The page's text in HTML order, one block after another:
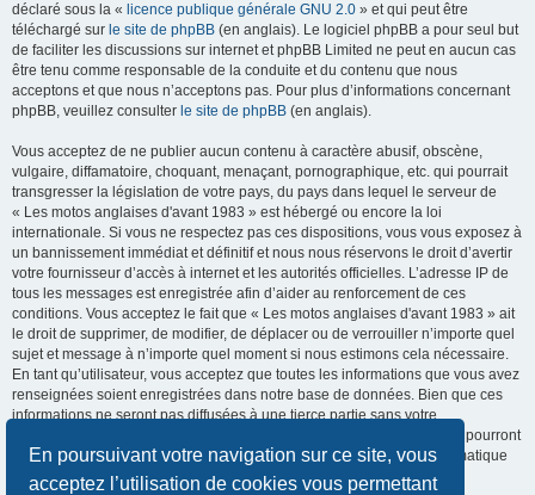
En poursuivant votre navigation sur ce site, vous
acceptez l’utilisation de cookies vous permettant
déclaré sous la « licence publique générale GNU 2.0 » et qui peut être
téléchargé sur le site de phpBB (en anglais). Le logiciel phpBB a pour seul but
de faciliter les discussions sur internet et phpBB Limited ne peut en aucun cas
être tenu comme responsable de la conduite et du contenu que nous
acceptons et que nous n’acceptons pas. Pour plus d’informations concernant
phpBB, veuillez consulter le site de phpBB (en anglais).
Vous acceptez de ne publier aucun contenu à caractère abusif, obscène,
vulgaire, diffamatoire, choquant, menaçant, pornographique, etc. qui pourrait
transgresser la législation de votre pays, du pays dans lequel le serveur de
« Les motos anglaises d'avant 1983 » est hébergé ou encore la loi
internationale. Si vous ne respectez pas ces dispositions, vous vous exposez à
un bannissement immédiat et définitif et nous nous réservons le droit d’avertir
votre fournisseur d’accès à internet et les autorités officielles. L’adresse IP de
tous les messages est enregistrée afin d’aider au renforcement de ces
conditions. Vous acceptez le fait que « Les motos anglaises d'avant 1983 » ait
le droit de supprimer, de modifier, de déplacer ou de verrouiller n’importe quel
sujet et message à n’importe quel moment si nous estimons cela nécessaire.
En tant qu’utilisateur, vous acceptez que toutes les informations que vous avez
renseignées soient enregistrées dans notre base de données. Bien que ces
informations ne seront pas diffusées à une tierce partie sans votre
consentement, ni « Les motos anglaises d'avant 1983 », ni phpBB, ne pourront
être tenus comme responsables en cas de tentative de piratage informatique
visant à compromettre vos données.